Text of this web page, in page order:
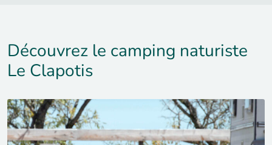
Découvrez le camping naturiste
Le Clapotis